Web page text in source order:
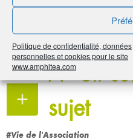
Politique de confidentialité, données
personnelles et cookies pour le site
www.amphitea.com
Partager
À voir
sujet
#Vie de l'Association